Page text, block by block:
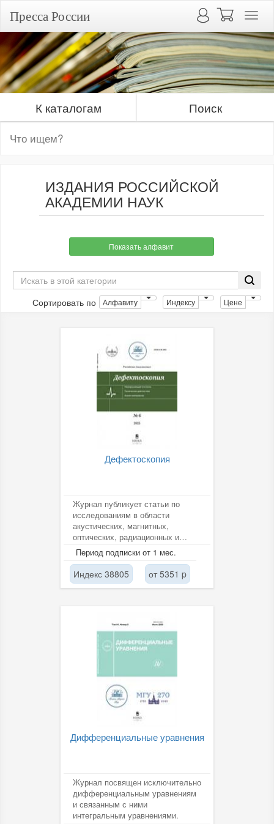
Пресса России
К каталогам Поиск
ИЗДАНИЯ РОССИЙСКОЙ
АКАДЕМИИ НАУК
Показать алфавит
Сортировать по Алфавиту Индексу Цене
Дефектоскопия
Журнал публикует статьи по
исследованиям в области
акустических, магнитных,
оптических, радиационных и
других методов НК, информацию
о новых приборах...
Период подписки от 1 мес.
Индекс 38805 от 5351 p
Дифференциальные уравнения
Журнал посвящен исключительно
дифференциальным уравнениям
и связанным с ними
интегральным уравнениями.